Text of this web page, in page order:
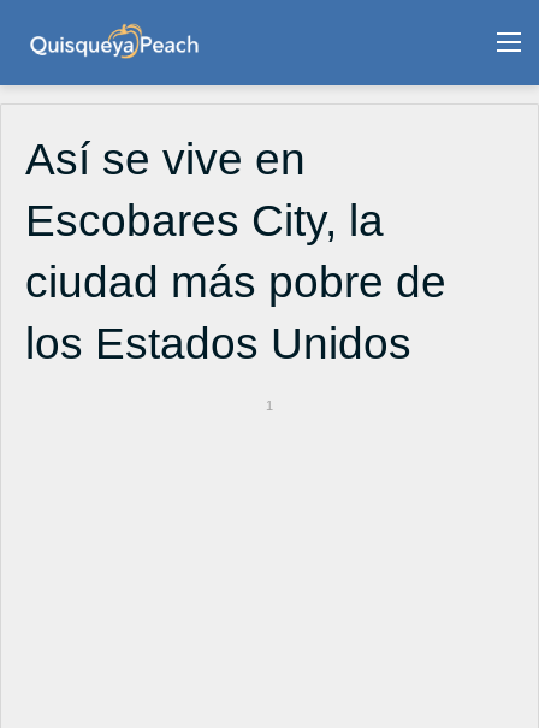
Así se vive en
Escobares City, la
ciudad más pobre de
los Estados Unidos
1